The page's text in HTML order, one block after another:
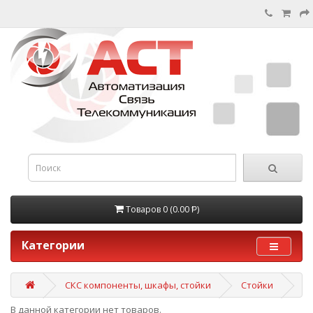
Товаров 0 (0.00 Ᵽ)
Категории
СКС компоненты, шкафы, стойки
Стойки
В данной категории нет товаров.